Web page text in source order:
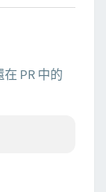
PR 中的